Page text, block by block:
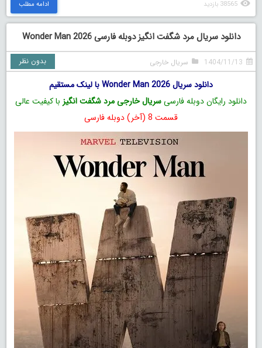
38565 بازدید ادامه مطلب
دانلود سریال مرد شگفت انگیز دوبله فارسی Wonder Man 2026
1404/11/13 سریال خارجی بدون نظر
دانلود سریال Wonder Man 2026 با لینک مستقیم
دانلود رایگان دوبله فارسیسریال خارجی مرد شگفت انگیز با کیفیت عالی
قسمت 8 (آخر) دوبله فارسی